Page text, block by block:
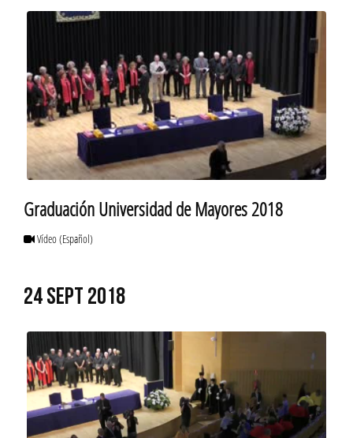
Graduación Universidad de Mayores 2018
Vídeo(Español)
24 SEPT 2018